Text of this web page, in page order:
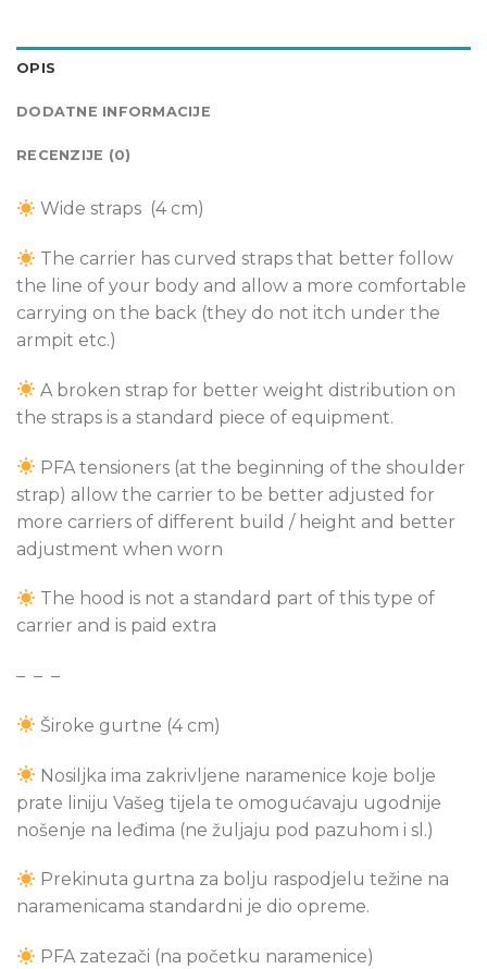
OPIS
DODATNE INFORMACIJE
RECENZIJE (0)
Wide straps (4 cm)
The carrier has curved straps that better follow
the line of your body and allow a more comfortable
carrying on the back (they do not itch under the
armpit etc.)
A broken strap for better weight distribution on
the straps is a standard piece of equipment.
PFAtensioners (at the beginning of the shoulder
strap) allow the carrier to be better adjusted for
more carriers of different build / height and better
adjustment when worn
The hood is not a standard part of this type of
carrier and is paid extra
– – –
Široke gurtne (4 cm)
Nosiljka ima zakrivljene naramenice koje bolje
prate liniju Vašeg tijela te omogućavaju ugodnije
nošenje na leđima (ne žuljaju pod pazuhom i sl.)
Prekinuta gurtna za bolju raspodjelu težine na
naramenicama standardni je dio opreme.
PFA zatezači (na početku naramenice)